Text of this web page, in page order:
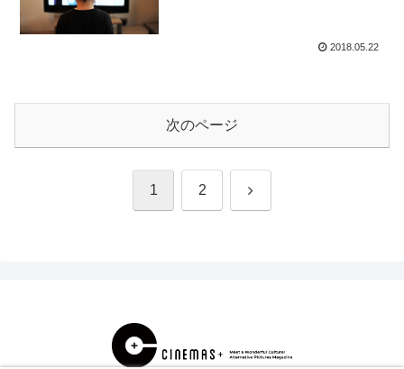
2018.05.22
次のページ
1 2 次